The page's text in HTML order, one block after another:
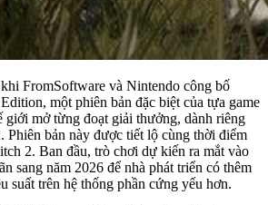
FromSoftware và Nintendo công bố
một phiên bản đặc biệt của tựa game
giới mở từng đoạt giải thưởng, dành riêng
Phiên bản này được tiết lộ cùng thời điểm
2. Ban đầu, trò chơi dự kiến ra mắt vào
sang năm 2026 để nhà phát triển có thêm
suất trên hệ thống phần cứng yếu hơn.